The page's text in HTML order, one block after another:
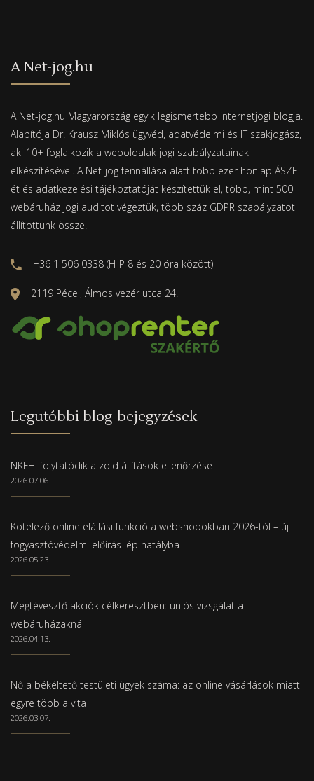
A Net-jog.hu
A Net-jog.hu Magyarország egyik legismertebb internetjogi blogja.
Alapítója Dr. Krausz Miklós ügyvéd, adatvédelmi és IT szakjogász,
aki 10+ foglalkozik a weboldalak jogi szabályzatainak
elkészítésével. A Net-jog fennállása alatt több ezer honlap ÁSZF-
ét és adatkezelési tájékoztatóját készítettük el, több, mint 500
webáruház jogi auditot végeztük, több száz GDPR szabályzatot
állítottunk össze.
+36 1 506 0338 (H-P 8 és 20 óra között)
2119 Pécel, Álmos vezér utca 24.
Legutóbbi blog-bejegyzések
NKFH: folytatódik a zöld állítások ellenőrzése
2026.07.06.
Kötelező online elállási funkció a webshopokban 2026-tól – új
fogyasztóvédelmi előírás lép hatályba
2026.05.23.
Megtévesztő akciók célkeresztben: uniós vizsgálat a
webáruházaknál
2026.04.13.
Nő a békéltető testületi ügyek száma: az online vásárlások miatt
egyre több a vita
2026.03.07.